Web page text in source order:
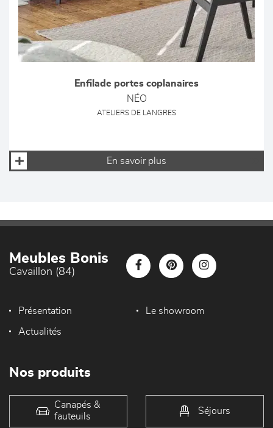
Enfilade portes coplanaires
NÉO
ATELIERS DE LANGRES
En savoir plus
Meubles Bonis
Cavaillon (84)
Présentation Le showroom
Actualités
Nos produits
Canapés &
fauteuils
Séjours